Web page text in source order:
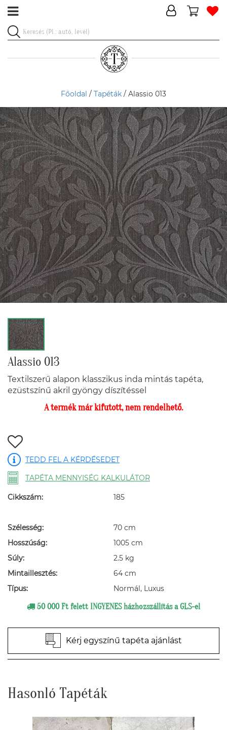
Főoldal / Tapéták / Alassio 013
Alassio 013
Textilszerű alapon klasszikus inda mintás tapéta,
ezüstszínű akril gyöngy díszítéssel
A termék már kifutott, nem rendelhető.
TEDD FEL A KÉRDÉSEDET
TAPÉTA MENNYISÉG KALKULÁTOR
Cikkszám: 185
Szélesség:
70 cm
Hosszúság:
1005 cm
Súly:
2.5 kg
Mintaillesztés:
64 cm
Típus:
Normál, Luxus
50 000 Ft felett INGYENES házhozszállítás a GLS-el
Kérj egyszínű tapéta ajánlást
Hasonló Tapéták